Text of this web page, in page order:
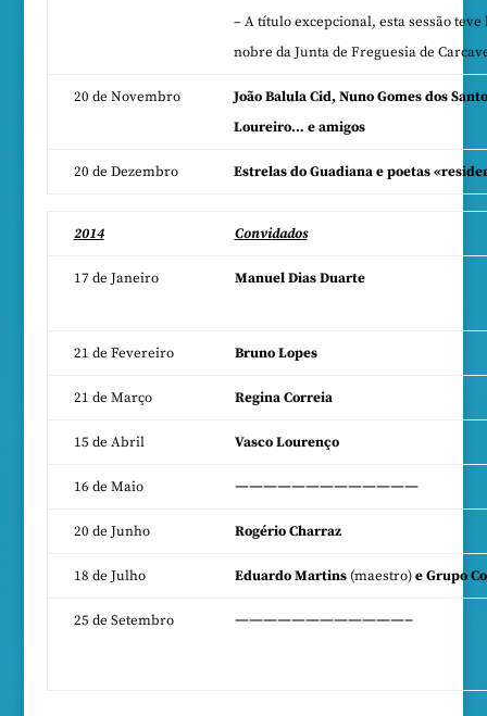
– A título excepcional, esta sessão
nobre da Junta de Freguesia de
20 de Novembro
João Balula Cid, Nuno Gomes dos
Loureiro… e amigos
20 de Dezembro Estrelas do Guadiana e poetas
2014 Convidados
17 de Janeiro Manuel Dias Duarte
21 de Fevereiro Bruno Lopes
21 de Março Regina Correia
15 de Abril Vasco Lourenço
16 de Maio —————————————
20 de Junho Rogério Charraz
18 de Julho Eduardo Martins (maestro)e Grupo
25 de Setembro ————————————–